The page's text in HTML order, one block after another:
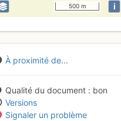
500 m i
À proximité de...
Qualité du document
bon
Versions
Signaler un problème